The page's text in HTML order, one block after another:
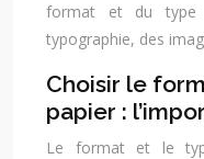
format et du type
typographie, des
Choisir le
papier :
Le format et le